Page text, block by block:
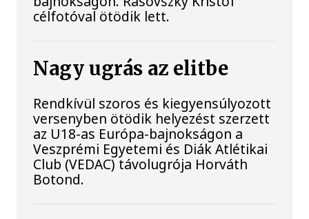
célfotóval ötödik lett.
Nagy ugrás az elitbe
Rendkívül szoros és kiegyensúlyozott
versenyben ötödik helyezést szerzett
az U18-as Európa-bajnokságon a
Veszprémi Egyetemi és Diák Atlétikai
Club (VEDAC) távolugrója Horváth
Botond.